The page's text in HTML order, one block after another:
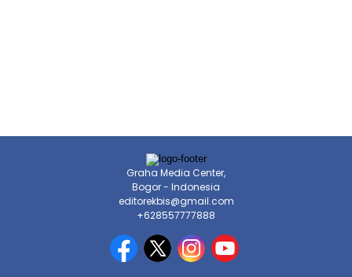
Graha Media Center,
Bogor - Indonesia
editorekbis@gmail.com
+628557777888